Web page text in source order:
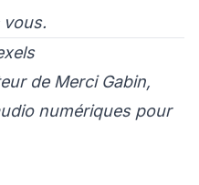
de Merci Gabin,
numériques pour